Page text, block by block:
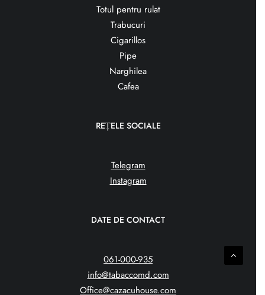
Totul pentru rulat
Trabucuri
Cigarillos
Pipe
Narghilea
Cafea
REȚELE SOCIALE
Telegram
Instagram
DATE DE CONTACT
061-000-935
info@tabaccomd.com
Office@cazacuhouse.com